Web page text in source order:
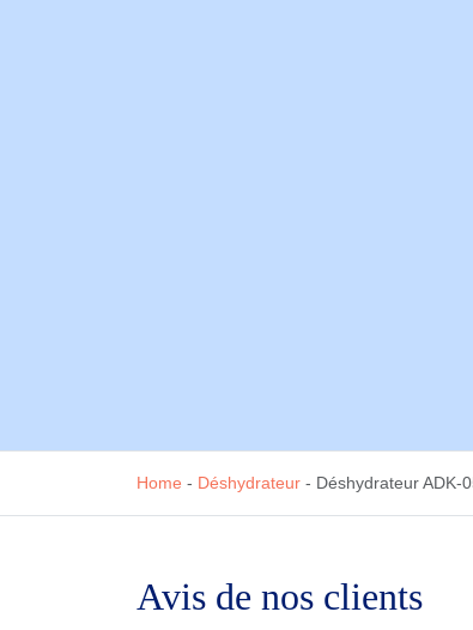
Home - Déshydrateur - Déshydrateur ADK-
Avis de nos clients